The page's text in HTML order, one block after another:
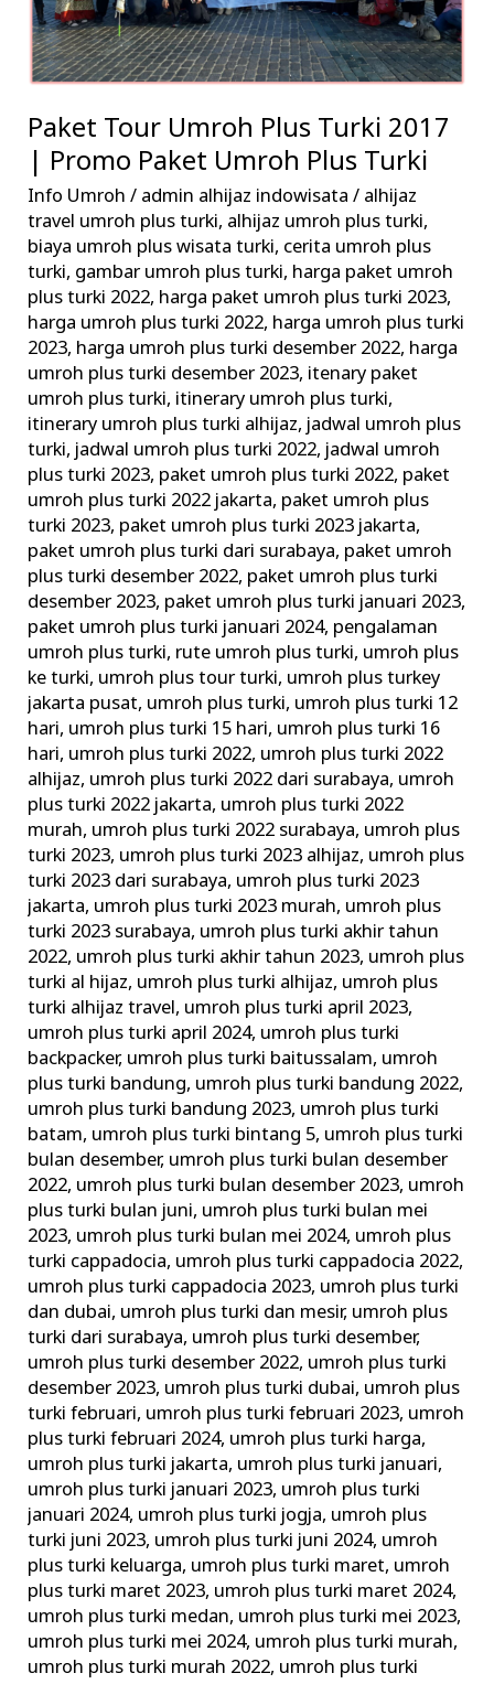
Paket Tour Umroh Plus Turki 2017
| Promo Paket Umroh Plus Turki
Info Umroh / admin alhijaz indowisata/ alhijaz
travel umroh plus turki, alhijaz umroh plus turki,
biaya umroh plus wisata turki, cerita umroh plus
turki, gambar umroh plus turki, harga paket umroh
plus turki 2022, harga paket umroh plus turki 2023,
harga umroh plus turki 2022, harga umroh plus turki
2023, harga umroh plus turki desember 2022, harga
umroh plus turki desember 2023, itenary paket
umroh plus turki, itinerary umroh plus turki,
itinerary umroh plus turki alhijaz, jadwal umroh plus
turki, jadwal umroh plus turki 2022, jadwal umroh
plus turki 2023, paket umroh plus turki 2022, paket
umroh plus turki 2022 jakarta, paket umroh plus
turki 2023, paket umroh plus turki 2023 jakarta,
paket umroh plus turki dari surabaya, paket umroh
plus turki desember 2022, paket umroh plus turki
desember 2023, paket umroh plus turki januari 2023,
paket umroh plus turki januari 2024, pengalaman
umroh plus turki, rute umroh plus turki, umroh plus
ke turki, umroh plus tour turki, umroh plus turkey
jakarta pusat, umroh plus turki, umroh plus turki 12
hari, umroh plus turki 15 hari, umroh plus turki 16
hari, umroh plus turki 2022, umroh plus turki 2022
alhijaz, umroh plus turki 2022 dari surabaya, umroh
plus turki 2022 jakarta, umroh plus turki 2022
murah, umroh plus turki 2022 surabaya, umroh plus
turki 2023, umroh plus turki 2023 alhijaz, umroh plus
turki 2023 dari surabaya, umroh plus turki 2023
jakarta, umroh plus turki 2023 murah, umroh plus
turki 2023 surabaya, umroh plus turki akhir tahun
2022, umroh plus turki akhir tahun 2023, umroh plus
turki al hijaz, umroh plus turki alhijaz, umroh plus
turki alhijaz travel, umroh plus turki april 2023,
umroh plus turki april 2024, umroh plus turki
backpacker, umroh plus turki baitussalam, umroh
plus turki bandung, umroh plus turki bandung 2022,
umroh plus turki bandung 2023, umroh plus turki
batam, umroh plus turki bintang 5, umroh plus turki
bulan desember, umroh plus turki bulan desember
2022, umroh plus turki bulan desember 2023, umroh
plus turki bulan juni, umroh plus turki bulan mei
2023, umroh plus turki bulan mei 2024, umroh plus
turki cappadocia, umroh plus turki cappadocia 2022,
umroh plus turki cappadocia 2023, umroh plus turki
dan dubai, umroh plus turki dan mesir, umroh plus
turki dari surabaya, umroh plus turki desember,
umroh plus turki desember 2022, umroh plus turki
desember 2023, umroh plus turki dubai, umroh plus
turki februari, umroh plus turki februari 2023, umroh
plus turki februari 2024, umroh plus turki harga,
umroh plus turki jakarta, umroh plus turki januari,
umroh plus turki januari 2023, umroh plus turki
januari 2024, umroh plus turki jogja, umroh plus
turki juni 2023, umroh plus turki juni 2024, umroh
plus turki keluarga, umroh plus turki maret, umroh
plus turki maret 2023, umroh plus turki maret 2024,
umroh plus turki medan, umroh plus turki mei 2023,
umroh plus turki mei 2024, umroh plus turki murah,
umroh plus turki murah 2022, umroh plus turki
|
Promo
Paket
Umroh
Plus
Turki